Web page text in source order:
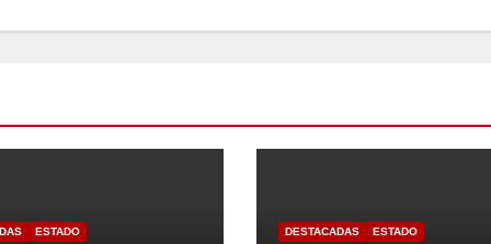
ESTADO DESTACADAS ESTADO